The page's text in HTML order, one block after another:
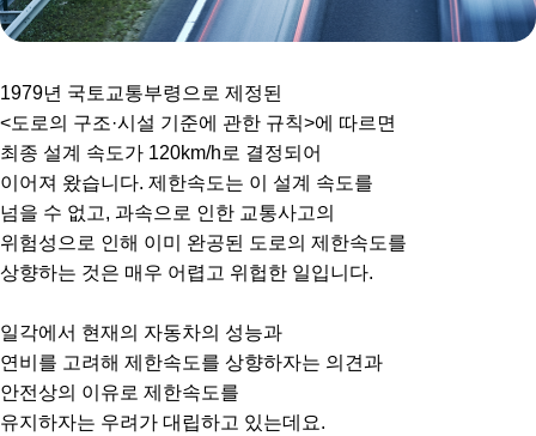
1979년 국토교통부령으로 제정된
<도로의 구조·시설 기준에 관한 규칙>에 따르면
최종 설계 속도가 120km/h로 결정되어
이어져 왔습니다. 제한속도는 이 설계 속도를
넘을 수 없고, 과속으로 인한 교통사고의
위험성으로 인해 이미 완공된 도로의 제한속도를
상향하는 것은 매우 어렵고 위헙한 일입니다.
일각에서 현재의 자동차의 성능과
연비를 고려해 제한속도를 상향하자는 의견과
안전상의 이유로 제한속도를
유지하자는 우려가 대립하고 있는데요.